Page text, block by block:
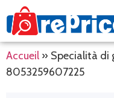
Accueil » Specialità di
8053259607225